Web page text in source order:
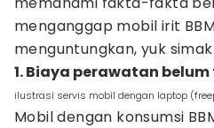
menganggap mobil irit
menguntungkan, yuk simak.
1. Biaya perawatan
ilustrasi servis mobil dengan laptop
Mobil dengan konsumsi